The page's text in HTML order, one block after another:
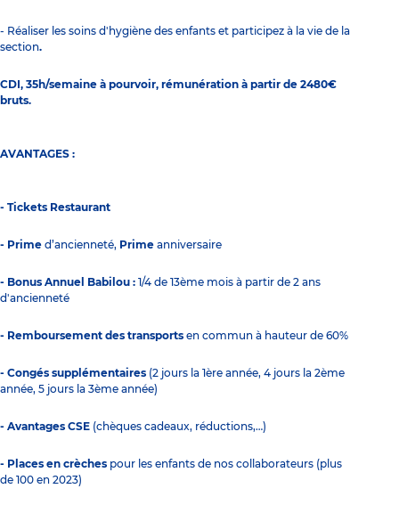
- Réaliser les soins d'hygiène des enfants et participez à la vie de la
section.
CDI, 35h/semaine à pourvoir, rémunération à partir de 2480€
bruts.
AVANTAGES :
- Tickets Restaurant
- Prime d’ancienneté, Prime anniversaire
- Bonus Annuel Babilou : 1/4 de 13ème mois à partir de 2 ans
d'ancienneté
- Remboursement des transports en commun à hauteur de 60%
- Congés supplémentaires (2 jours la 1ère année, 4 jours la 2ème
année, 5 jours la 3ème année)
- Avantages CSE (chèques cadeaux, réductions,…)
- Places en crèches pour les enfants de nos collaborateurs (plus
de 100 en 2023)